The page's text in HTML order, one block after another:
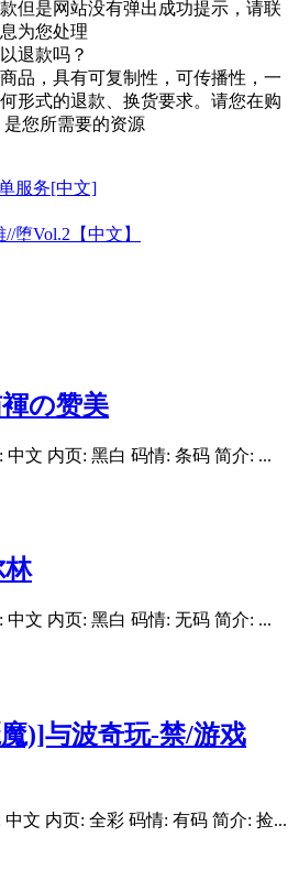
但是网站没有弹出成功提示，请联
为您处理
退款吗？
品，具有可复制性，可传播性，一
形式的退款、换货要求。请您在购
您所需要的资源
服务[中文]
堕Vol.2【中文】
の赞美
中文 内页: 黑白 码情: 条码 简介: ...
中文 内页: 黑白 码情: 无码 简介: ...
)]与波奇玩-禁/游戏
文 内页: 全彩 码情: 有码 简介: 捡...